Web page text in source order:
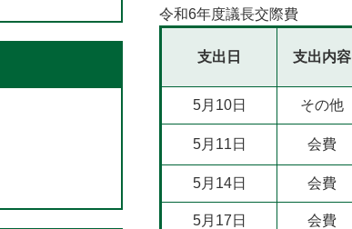
令和6年度議長交際費
支出日 支出内容
5月10日 その他
5月11日 会費
5月14日 会費
5月17日 会費